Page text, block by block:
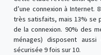
d’une connexion à Internet.
très satisfaits, mais 13% se
de la connexion. 90% des
ménages) disposent aussi
sécurisée 9 fois sur 10.